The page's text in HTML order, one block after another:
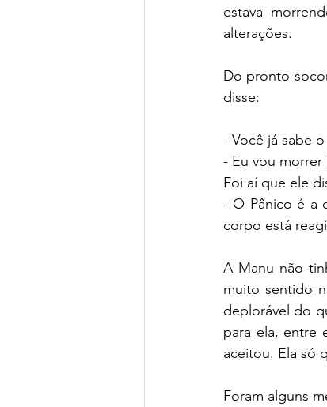
estava
alterações.
Do pronto-
disse:
- Você já sabe
- Eu vou
Foi aí que ele
- O Pânico é a
corpo está
A Manu não
muito sentido
deplorável do
para ela, entre
aceitou. Ela só
Foram alguns